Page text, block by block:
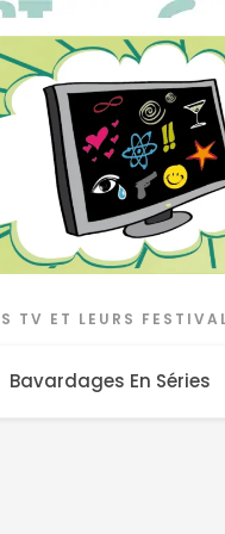
TV ET LEURS
Bavardages En Séries